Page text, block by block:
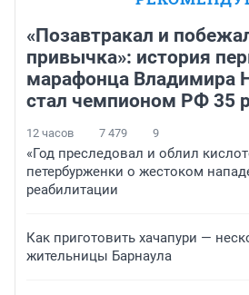
«Позавтракал и
привычка»: история
марафонца Владимира
стал чемпионом РФ 35
12 часов 7 479 9
«Год преследовал и облил
петербурженки о жестоком
реабилитации
Как приготовить хачапури —
жительницы Барнаула